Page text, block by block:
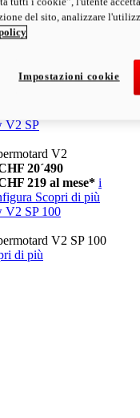
13´990
Scopri di più
V2
CHF 15´990
V2 SP
V2
20´490
219 al mese* i
Scopri di più
V2 SP 100
V2 SP 100
di più
del sito, analizzare
Impostazioni cookie